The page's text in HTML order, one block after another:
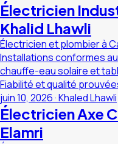
Électricien
Khalid Lhawli
Électricien et plombier à
Installations conformes
chauffe-eau solaire et
Fiabilité et qualité
juin 10, 2026·Khaled Lhawli
Électricien Axe
Elamri